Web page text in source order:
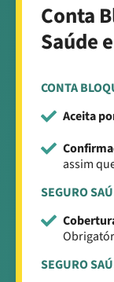
Conta
Saúde
CONTA
Aceita
assim
SEGURO
SEGURO